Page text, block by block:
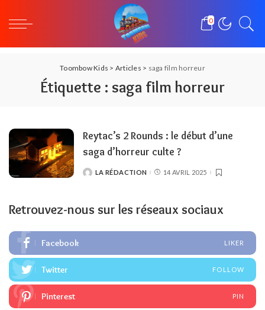
0
Toombow Kids > Articles > saga film horreur
Étiquette : saga film horreur
Reytac’s 2 Rounds : le début d’une
saga d’horreur culte ?
POSTED
LA RÉDACTION 14 AVRIL 2025
Retrouvez-nous sur les réseaux sociaux
Facebook LIKER
Twitter FOLLOW
Pinterest PIN